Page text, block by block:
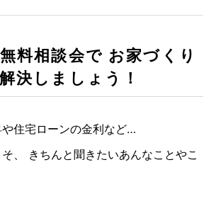
料相談会で お家づくり
決しましょう！
住宅ローンの金利など…
、 きちんと聞きたいあんなことやこ